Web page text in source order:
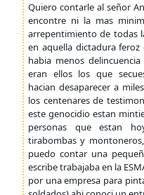
Quiero contarle al señor
encontre ni la mas
arrepentimiento de todas
en aquella dictadura
habia menos
eran ellos los que
hacian desaparecer a
los centenares de
este genocidio estan
personas que estan
tirabombas y
puedo contar una
escribe trabajaba en la
por una empresa para